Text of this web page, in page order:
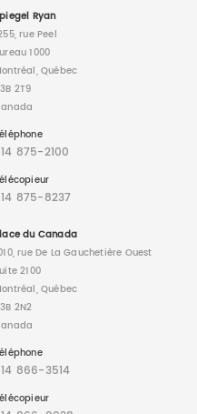
Ryan
rue Peel
1000
Québec
2T9
875-2100
875-8237
du Canada
rue De La Gauchetière Ouest
2100
Québec
2N2
866-3514